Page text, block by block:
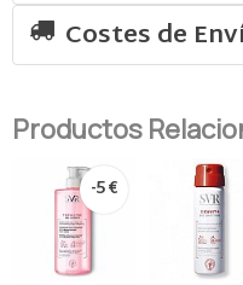
Costes de
Productos
-5 €